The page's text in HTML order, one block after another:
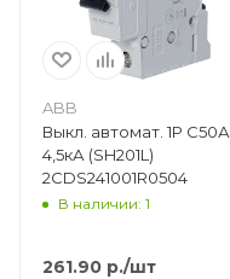
ABB
Выкл. автомат. 1Р С50А
4,5кА (SH201L)
2CDS241001R0504
В наличии: 1
261.90 р./шт